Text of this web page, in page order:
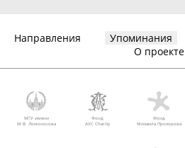
Направления Упоминания
О проекте
МГУ имени
М.В. Ломоносова
Фонд
AVC Charity
Фонд
Михаила Прохорова